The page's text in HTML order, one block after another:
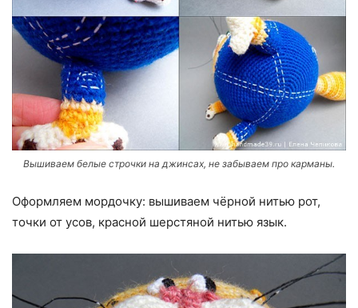
Вышиваем белые строчки на джинсах, не забываем про карманы.
Оформляем мордочку: вышиваем чёрной нитью рот,
точки от усов, красной шерстяной нитью язык.